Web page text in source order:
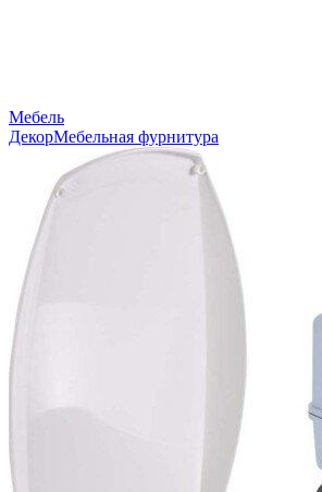
Мебель
ДекорМебельная фурнитура